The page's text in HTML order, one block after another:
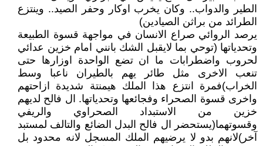
الطير والدواب.. وكان يخرب اوكار وحفر الصيد.. وينتزع
الطرائد من براثن الصيادين)
يرصد الروائي صراع الانسان في مواجهة قسوة الطبيعة
وتحدياتها (توحي بما لايقبل الشك بانني امام خزين عدائي
لحروب واضطرابات ما ان تضع الواحدة اوزارها حتى
تنعب الاخرى مثل طائر يهم بالطيران ناعبا وسط
الخراب)فمرة انتزع هذا الملك هيمنتة شديدة ازاحتهم
واخرى قسوة الصحراء وفجائعها وتحدياتها. ال فالح لديهم
خزين من الاستبداد الصحراوي والريفي
وقسوتهما(يستحضر ال فالح البدل الضائع والتالف لمستبد
آخر)لانهم بدو لا يرضيهم الملك المسجل لانه محدود بل